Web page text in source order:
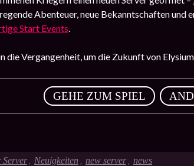
Abenteuer, neue Bekanntschaften und
Start Events.
die Vergangenheit, um die Zukunft von
GEHE ZUM SPIEL ,
Server , Neuigkeiten , new server , news